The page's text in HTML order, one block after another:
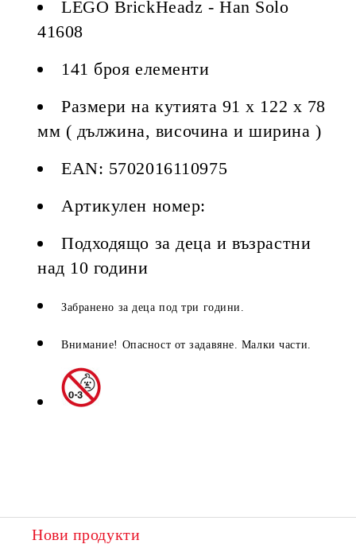
LEGO BrickHeadz - Han Solo
41608
141 броя елементи
Размери на кутията 91 x 122 x 78
мм ( дължина, височина и ширина )
EAN: 5702016110975
Артикулен номер:
Подходящо за деца и възрастни
над 10 години
Забранено за деца под три години.
Внимание! Опасност от задавяне. Малки части.
Нови продукти